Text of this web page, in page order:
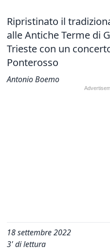
Ripristinato il
alle Antiche Terme di
Trieste con un
Ponterosso
Antonio Boemo
18 settembre 2022
3' di lettura